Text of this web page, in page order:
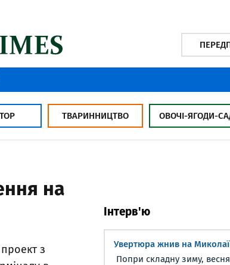
ТВАРИННИЦТВО ОВОЧІ-ЯГОДИ-
на
з
Інтерв'ю
Увертюра жнив на
Попри складну зиму,